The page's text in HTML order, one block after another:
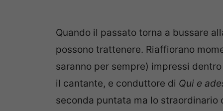
Quando il passato torna a bussare
possono trattenere. Riaffiorano
saranno per sempre) impressi
il cantante, e conduttore di Qui e
seconda puntata ma lo